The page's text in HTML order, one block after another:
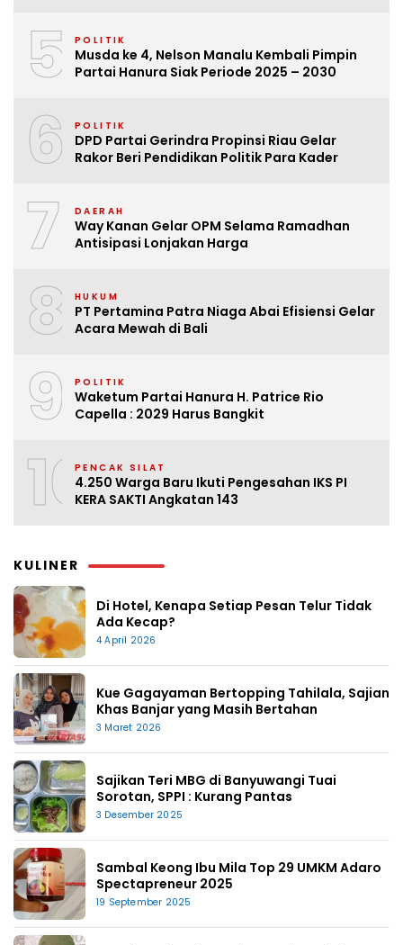
5
POLITIK
Musda ke 4, Nelson Manalu Kembali Pimpin
Partai Hanura Siak Periode 2025 – 2030
6 POLITIK
DPD Partai Gerindra Propinsi Riau Gelar
Rakor Beri Pendidikan Politik Para Kader
7 DAERAH
Way Kanan Gelar OPM Selama Ramadhan
Antisipasi Lonjakan Harga
8 HUKUM
PT Pertamina Patra Niaga Abai Efisiensi Gelar
Acara Mewah di Bali
9 POLITIK
Waketum Partai Hanura H. Patrice Rio
Capella : 2029 Harus Bangkit
10PENCAK SILAT
4.250 Warga Baru Ikuti Pengesahan IKS PI
KERA SAKTI Angkatan 143
KULINER
Di Hotel, Kenapa Setiap Pesan Telur Tidak
Ada Kecap?
4 April 2026
Kue Gagayaman Bertopping Tahilala, Sajian
Khas Banjar yang Masih Bertahan
3 Maret 2026
Sajikan Teri MBG di Banyuwangi Tuai
Sorotan, SPPI : Kurang Pantas
3 Desember 2025
Sambal Keong Ibu Mila Top 29 UMKM Adaro
Spectapreneur 2025
19 September 2025